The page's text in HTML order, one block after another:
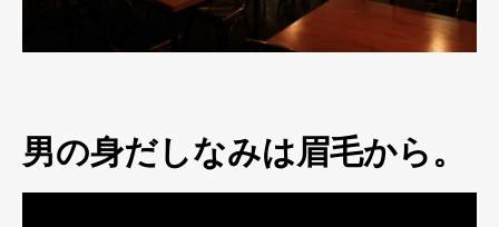
男の身だしなみは眉毛から。